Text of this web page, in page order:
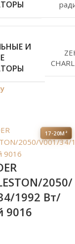
И
17-20М²
2050/
1992 Вт/
9016